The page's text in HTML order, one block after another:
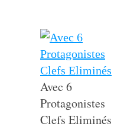
Avec 6
Protagonistes
Clefs Eliminés